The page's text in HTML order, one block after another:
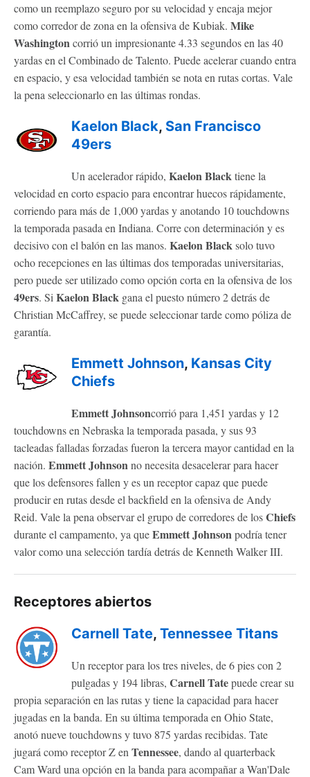
como un reemplazo seguro por su velocidad y encaja mejor
como corredor de zona en la ofensiva de Kubiak. Mike
Washingtoncorrió un impresionante 4.33 segundos en las 40
yardas en el Combinado de Talento. Puede acelerar cuando entra
en espacio, y esa velocidad también se nota en rutas cortas. Vale
la pena seleccionarlo en las últimas rondas.
Kaelon Black, San Francisco
49ers
Un acelerador rápido, Kaelon Blacktiene la
velocidad en corto espacio para encontrar huecos rápidamente,
corriendo para más de 1,000 yardas y anotando 10 touchdowns
la temporada pasada en Indiana. Corre con determinación y es
decisivo con el balón en las manos. Kaelon Blacksolo tuvo
ocho recepciones en las últimas dos temporadas universitarias,
pero puede ser utilizado como opción corta en la ofensiva de los
49ers. Si Kaelon Black gana el puesto número 2 detrás de
Christian McCaffrey, se puede seleccionar tarde como póliza de
garantía.
Emmett Johnson, Kansas City
Chiefs
Emmett Johnsoncorrió para 1,451 yardas y 12
touchdowns en Nebraska la temporada pasada, y sus 93
tacleadas falladas forzadas fueron la tercera mayor cantidad en la
nación. Emmett Johnsonno necesita desacelerar para hacer
que los defensores fallen y es un receptor capaz que puede
producir en rutas desde el backfield en la ofensiva de Andy
Reid. Vale la pena observar el grupo de corredores de losChiefs
durante el campamento, ya queEmmett Johnsonpodría tener
valor como una selección tardía detrás de Kenneth Walker III.
Receptores abiertos
Carnell Tate, Tennessee Titans
Un receptor para los tres niveles, de 6 pies con 2
pulgadas y 194 libras, Carnell Tatepuede crear su
propia separación en las rutas y tiene la capacidad para hacer
jugadas en la banda. En su última temporada en Ohio State,
anotó nueve touchdowns y tuvo 875 yardas recibidas. Tate
jugará como receptor Z en Tennessee, dando al quarterback
Cam Ward una opción en la banda para acompañar a Wan'Dale